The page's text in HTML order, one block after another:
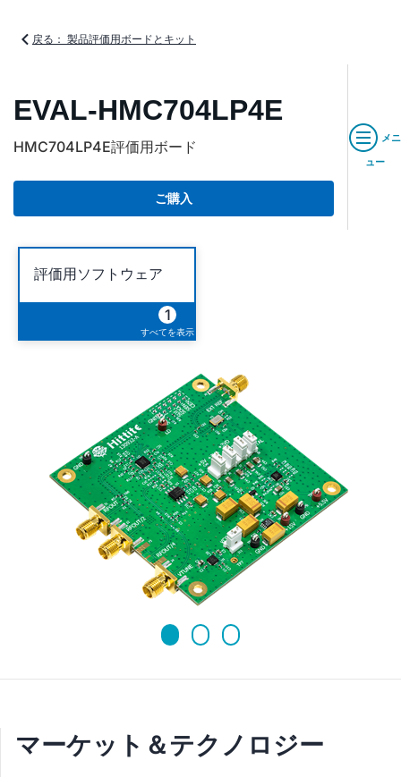
戻る： 製品評価用ボードとキット
EVAL-HMC704LP4E
HMC704LP4E評価用ボード
ご購入
メニ
ュー
評価用ソフトウェア
1
すべてを表示
マーケット＆テクノロジー